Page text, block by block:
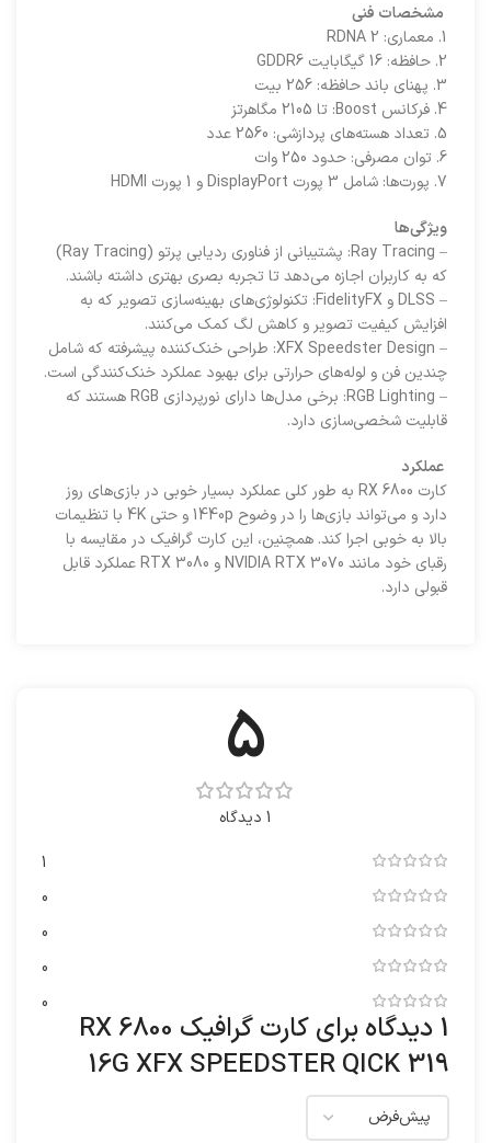
مشخصات فنی
1. معماری: RDNA 2
2. حافظه: 16 گیگابایت GDDR6
3. پهنای باند حافظه: 256 بیت
4. فرکانس Boost: تا 2105 مگاهرتز
5. تعداد هسته‌های پردازشی: 2560 عدد
6. توان مصرفی: حدود 250 وات
7. پورت‌ها: شامل 3 پورت DisplayPort و 1 پورت HDMI
ویژگی‌ها
– Ray Tracing: پشتیبانی از فناوری ردیابی پرتو (Ray Tracing)
که به کاربران اجازه می‌دهد تا تجربه بصری بهتری داشته باشند.
– DLSS و FidelityFX: تکنولوژی‌های بهینه‌سازی تصویر که به
افزایش کیفیت تصویر و کاهش لگ کمک می‌کنند.
– XFX Speedster Design: طراحی خنک‌کننده پیشرفته که شامل
چندین فن و لوله‌های حرارتی برای بهبود عملکرد خنک‌کنندگی است.
– RGB Lighting: برخی مدل‌ها دارای نورپردازی RGB هستند که
قابلیت شخصی‌سازی دارد.
عملکرد
کارت RX 6800 به طور کلی عملکرد بسیار خوبی در بازی‌های روز
دارد و می‌تواند بازی‌ها را در وضوح 1440p و حتی 4K با تنظیمات
بالا به خوبی اجرا کند. همچنین، این کارت گرافیک در مقایسه با
رقبای خود مانند NVIDIA RTX 3070 و RTX 3080 عملکرد قابل
قبولی دارد.
5
1 دیدگاه
1
0
0
0
0
1 دیدگاه برای
کارت گرافیک RX 6800
16G XFX SPEEDSTER QICK 319